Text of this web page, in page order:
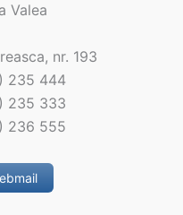
Valea
nr. 193
235 444
235 333
236 555